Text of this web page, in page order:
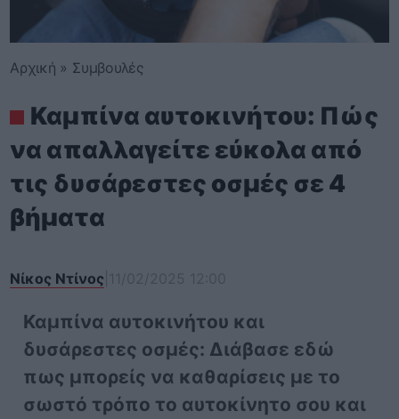
Αρχική » Συμβουλές
Καμπίνα αυτοκινήτου: Πώς
να απαλλαγείτε εύκολα από
τις δυσάρεστες οσμές σε 4
βήματα
Νίκος Ντίνος
Καμπίνα αυτοκινήτου και
δυσάρεστες οσμές: Διάβασε εδώ
πως μπορείς να καθαρίσεις με το
σωστό τρόπο το αυτοκίνητο σου και